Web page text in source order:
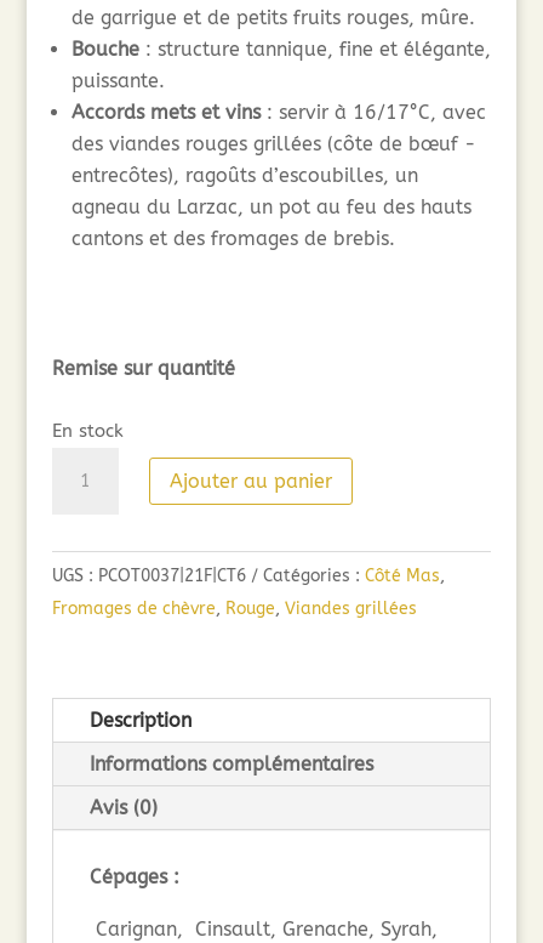
de garrigue et de petits fruits rouges, mûre.
Bouche: structure tannique, fine et élégante,
puissante.
Accords mets et vins: servir à 16/17°C, avec
des viandes rouges grillées (côte de bœuf -
entrecôtes), ragoûts d’escoubilles, un
agneau du Larzac, un pot au feu des hauts
cantons et des fromages de brebis.
Remise sur quantité
En stock
2021
Ajouter au panier
UGS : PCOT0037|21F|CT6 Catégories : Côté Mas,
Fromages de chèvre, Rouge, Viandes grillées
Description
Informations complémentaires
Avis (0)
Cépages :
Carignan, Cinsault, Grenache, Syrah,